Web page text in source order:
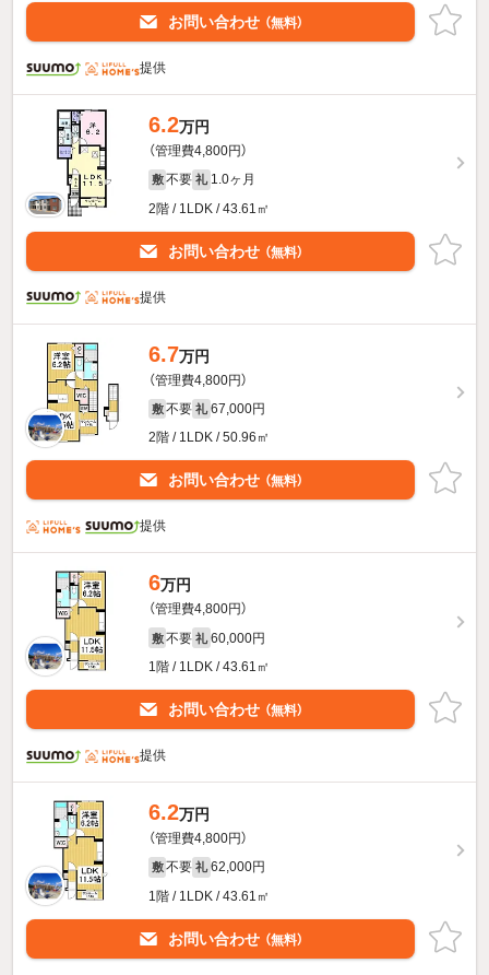
お問い合わせ （無料）
提供
6.2万円
（管理費4,800円）
敷 不要 礼 1.0ヶ月
2階 / 1LDK / 43.61㎡
お問い合わせ （無料）
提供
6.7万円
（管理費4,800円）
敷 不要 礼 67,000円
2階 / 1LDK / 50.96㎡
お問い合わせ （無料）
提供
6万円
（管理費4,800円）
敷 不要 礼 60,000円
1階 / 1LDK / 43.61㎡
お問い合わせ （無料）
提供
6.2万円
（管理費4,800円）
敷 不要 礼 62,000円
1階 / 1LDK / 43.61㎡
お問い合わせ （無料）